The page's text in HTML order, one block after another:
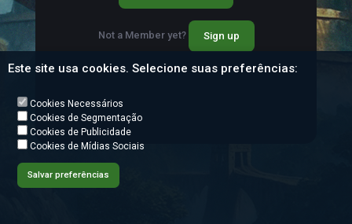
Not a Member yet? Sign up
Este site usa cookies. Selecione suas preferências:
Cookies Necessários
Cookies de Segmentação
Cookies de Publicidade
Cookies de Mídias Sociais
Salvar preferências